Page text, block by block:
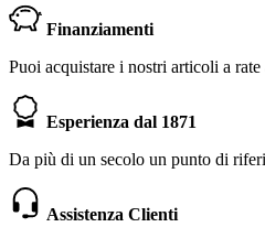
Finanziamenti
Puoi acquistare i nostri articoli a
Esperienza dal 1871
Da più di un secolo un punto di
Assistenza Clienti